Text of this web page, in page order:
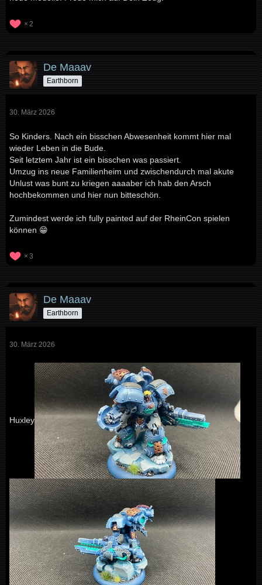
2
De Maaav
Earthborn
30. März 2026
So Kinders. Nach ein bisschen Abwesenheit kommt hier mal
wieder Leben in die Bude.
Seit letztem Jahr ist ein bisschen was passiert.
Umzug ins neue Familienheim und zwischendurch mal akute
Unlust was bunt zu kriegen aaaaber ich hab den Arsch
hochbekommen und hier nun bitteschön.
Zumindest werde ich fully painted auf der RheinCon spielen
können 😁
3
De Maaav
Earthborn
30. März 2026
Huxley